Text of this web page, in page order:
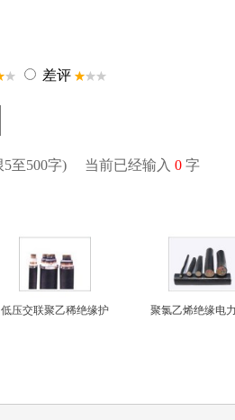
低压交联聚乙稀绝缘护 聚氯乙烯绝缘电